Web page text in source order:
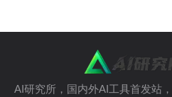
AI研究所，国内外AI工具首发站